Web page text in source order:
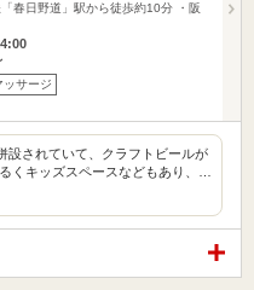
「春日野道」駅から徒歩約10分 ・阪
ッサージ
設されていて、クラフトビールが
くキッズスペースなどもあり、…